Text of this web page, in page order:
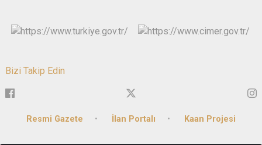
Bizi Takip Edin
Resmi Gazete İlan Portalı Kaan Projesi